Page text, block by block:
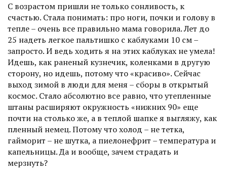
С возрастом пришли не только сонливость, к
счастью. Стала понимать: про ноги, почки и голову в
тепле – очень все правильно мама говорила. Лет до
25 надеть легкое пальтишко с каблуками 10 см –
запросто. И ведь ходить я на этих каблуках не умела!
Идешь, как раненый кузнечик, коленками в другую
сторону, но идешь, потому что «красиво». Сейчас
выход зимой в люди для меня – сборы в открытый
космос. Стало абсолютно все равно, что утепленные
штаны расширяют окружность «нижних 90» еще
почти на столько же, а в теплой шапке я выгляжу, как
пленный немец. Потому что холод – не тетка,
гайморит – не шутка, а пиелонефрит – температура и
капельницы. Да и вообще, зачем страдать и
мерзнуть?